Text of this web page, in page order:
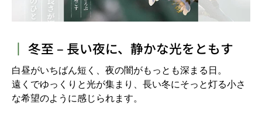
┃ 冬至 – 長い夜に、静かな光をともす
白昼がいちばん短く、夜の闇がもっとも深まる日。
遠くでゆっくりと光が集まり、長い冬にそっと灯る小さ
な希望のように感じられます。